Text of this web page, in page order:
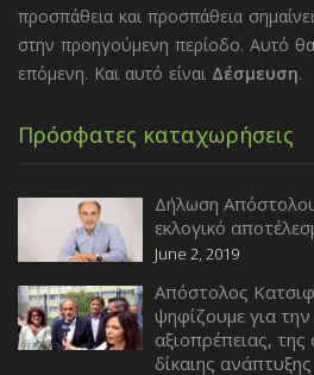
προσπάθεια και προσπάθεια σημαίνει
στην προηγούμενη περίοδο. Αυτό
επόμενη. Και αυτό είναι Δέσμευση.
Πρόσφατες καταχωρήσεις
Δήλωση
εκλογικό
June 2, 2019
Απόστολος
ψηφίζουμε για
αξιοπρέπειας, της
δίκαιης ανάπτυξης